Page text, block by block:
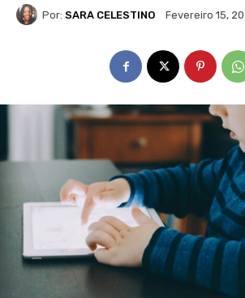
Por: SARA CELESTINO Fevereiro 15,